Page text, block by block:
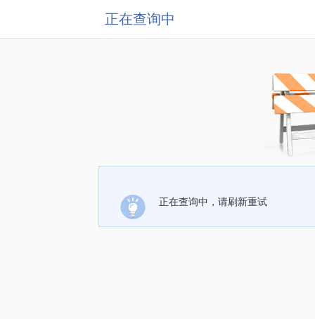
正在查询中
正在查询中，请刷新重试